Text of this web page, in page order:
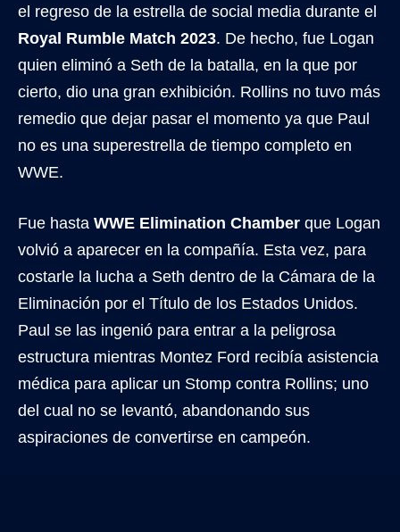
el regreso de la estrella de social media durante el
Royal Rumble Match 2023. De hecho, fue Logan
quien eliminó a Seth de la batalla, en la que por
cierto, dio una gran exhibición. Rollins no tuvo más
remedio que dejar pasar el momento ya que Paul
no es una superestrella de tiempo completo en
WWE.
Fue hasta WWE Elimination Chamber que Logan
volvió a aparecer en la compañía. Esta vez, para
costarle la lucha a Seth dentro de la Cámara de la
Eliminación por el Título de los Estados Unidos.
Paul se las ingenió para entrar a la peligrosa
estructura mientras Montez Ford recibía asistencia
médica para aplicar un Stomp contra Rollins; uno
del cual no se levantó, abandonando sus
aspiraciones de convertirse en campeón.